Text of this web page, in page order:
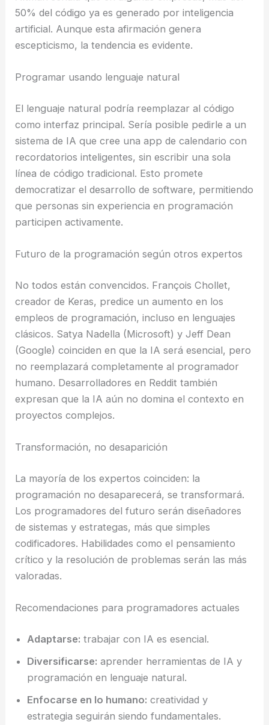
50% del código ya es generado por inteligencia
artificial. Aunque esta afirmación genera
escepticismo, la tendencia es evidente.
Programar usando lenguaje natural
El lenguaje natural podría reemplazar al código
como interfaz principal. Sería posible pedirle a un
sistema de IA que cree una app de calendario con
recordatorios inteligentes, sin escribir una sola
línea de código tradicional. Esto promete
democratizar el desarrollo de software, permitiendo
que personas sin experiencia en programación
participen activamente.
Futuro de la programación según otros expertos
No todos están convencidos. François Chollet,
creador de Keras, predice un aumento en los
empleos de programación, incluso en lenguajes
clásicos. Satya Nadella (Microsoft) y Jeff Dean
(Google) coinciden en que la IA será esencial, pero
no reemplazará completamente al programador
humano. Desarrolladores en Reddit también
expresan que la IA aún no domina el contexto en
proyectos complejos.
Transformación, no desaparición
La mayoría de los expertos coinciden: la
programación no desaparecerá, se transformará.
Los programadores del futuro serán diseñadores
de sistemas y estrategas, más que simples
codificadores. Habilidades como el pensamiento
crítico y la resolución de problemas serán las más
valoradas.
Recomendaciones para programadores actuales
Adaptarse: trabajar con IA es esencial.
Diversificarse: aprender herramientas de IA y
programación en lenguaje natural.
Enfocarse en lo humano: creatividad y
estrategia seguirán siendo fundamentales.